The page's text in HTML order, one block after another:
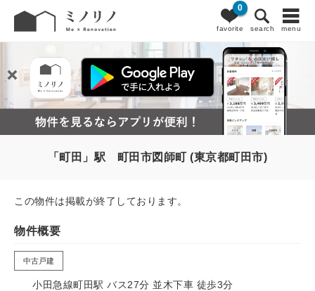
favorite
0
search menu
「町田」駅 町田市図師町 (東京都町田市)
この物件は掲載が終了しております。
物件概要
中古戸建
小田急線町田駅 バス27分 並木下車 徒歩3分